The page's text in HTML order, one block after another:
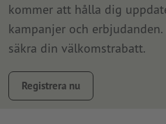
kommer att hålla dig
kampanjer och
säkra din välkomstrabatt.
Registrera nu